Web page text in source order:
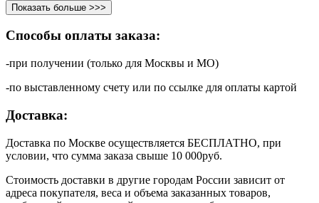
Показать больше >>>
Способы оплаты заказа:
-при получении (только для Москвы и МО)
-по выставленному счету или по ссылке для оплаты картой
Доставка:
Доставка по Москве осуществляется БЕСПЛАТНО, при
условии, что сумма заказа свыше 10 000руб.
Стоимость доставки в другие городам России зависит от
адреса покупателя, веса и объема заказанных товаров,